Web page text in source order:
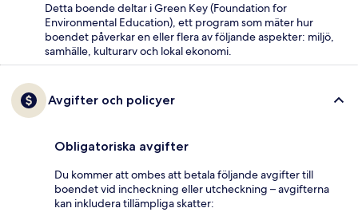
Detta boende deltar i Green Key (Foundation for
Environmental Education), ett program som mäter hur
boendet påverkar en eller flera av följande aspekter: miljö,
samhälle, kulturarv och lokal ekonomi.
Avgifter och policyer
Obligatoriska avgifter
Du kommer att ombes att betala följande avgifter till
boendet vid incheckning eller utcheckning – avgifterna
kan inkludera tillämpliga skatter: